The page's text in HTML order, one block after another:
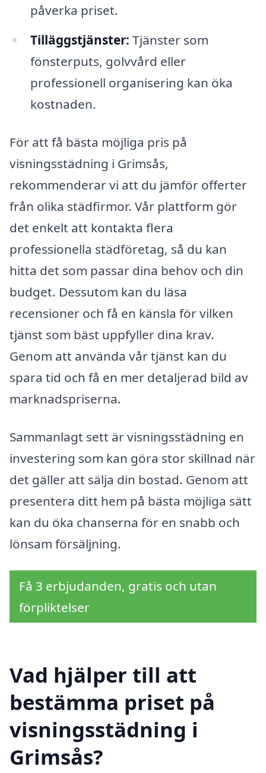
påverka priset.
Tilläggstjänster: Tjänster som
fönsterputs, golvvård eller
professionell organisering kan öka
kostnaden.
För att få bästa möjliga pris på
visningsstädning i Grimsås,
rekommenderar vi att du jämför offerter
från olika städfirmor. Vår plattform gör
det enkelt att kontakta flera
professionella städföretag, så du kan
hitta det som passar dina behov och din
budget. Dessutom kan du läsa
recensioner och få en känsla för vilken
tjänst som bäst uppfyller dina krav.
Genom att använda vår tjänst kan du
spara tid och få en mer detaljerad bild av
marknadspriserna.
Sammanlagt sett är visningsstädning en
investering som kan göra stor skillnad när
det gäller att sälja din bostad. Genom att
presentera ditt hem på bästa möjliga sätt
kan du öka chanserna för en snabb och
lönsam försäljning.
Få 3 erbjudanden, gratis och utan
förpliktelser
Vad hjälper till att
bestämma priset på
visningsstädning i
Grimsås?